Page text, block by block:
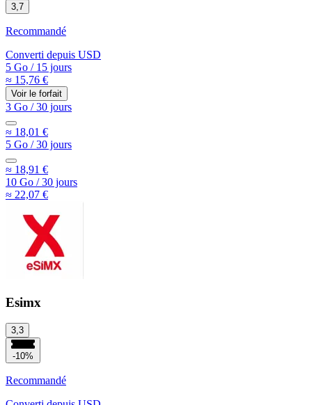
3,7
Recommandé
Converti depuis USD
5 Go /15 jours
≈ 15,76 €
Voir le forfait
3 Go /30 jours
≈ 18,01 €
5 Go /30 jours
≈ 18,91 €
10 Go /30 jours
≈ 22,07 €
Esimx
3,3
-10%
Recommandé